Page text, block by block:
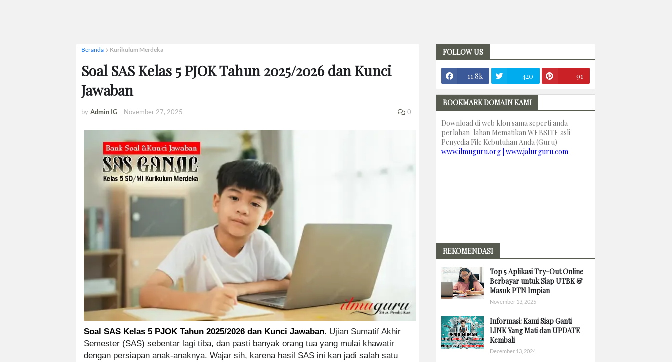
Beranda Kurikulum Merdeka
Soal SAS Kelas 5 PJOK Tahun 2025/2026 dan Kunci
Jawaban
by Admin IG - November 27, 2025 0
Soal SAS Kelas 5 PJOK Tahun 2025/2026 dan Kunci Jawaban. Ujian Sumatif Akhir
Semester (SAS) sebentar lagi tiba, dan pasti banyak orang tua yang mulai khawatir
dengan persiapan anak-anaknya. Wajar sih, karena hasil SAS ini kan jadi salah satu
FOLLOW US
11.8k 420 91
BOOKMARK DOMAIN KAMI
Download di web klon sama seperti anda
perlahan-lahan Mematikan WEBSITE asli
Penyedia File Kebutuhan Anda (Guru)
www.ilmuguru.org | www.jalurguru.com
REKOMENDASI
Top 5 Aplikasi Try-Out Online
Berbayar untuk Siap UTBK &
Masuk PTN Impian
November 13, 2025
Informasi: Kami Siap Ganti
LINK Yang Mati dan UPDATE
Kembali
December 13, 2024